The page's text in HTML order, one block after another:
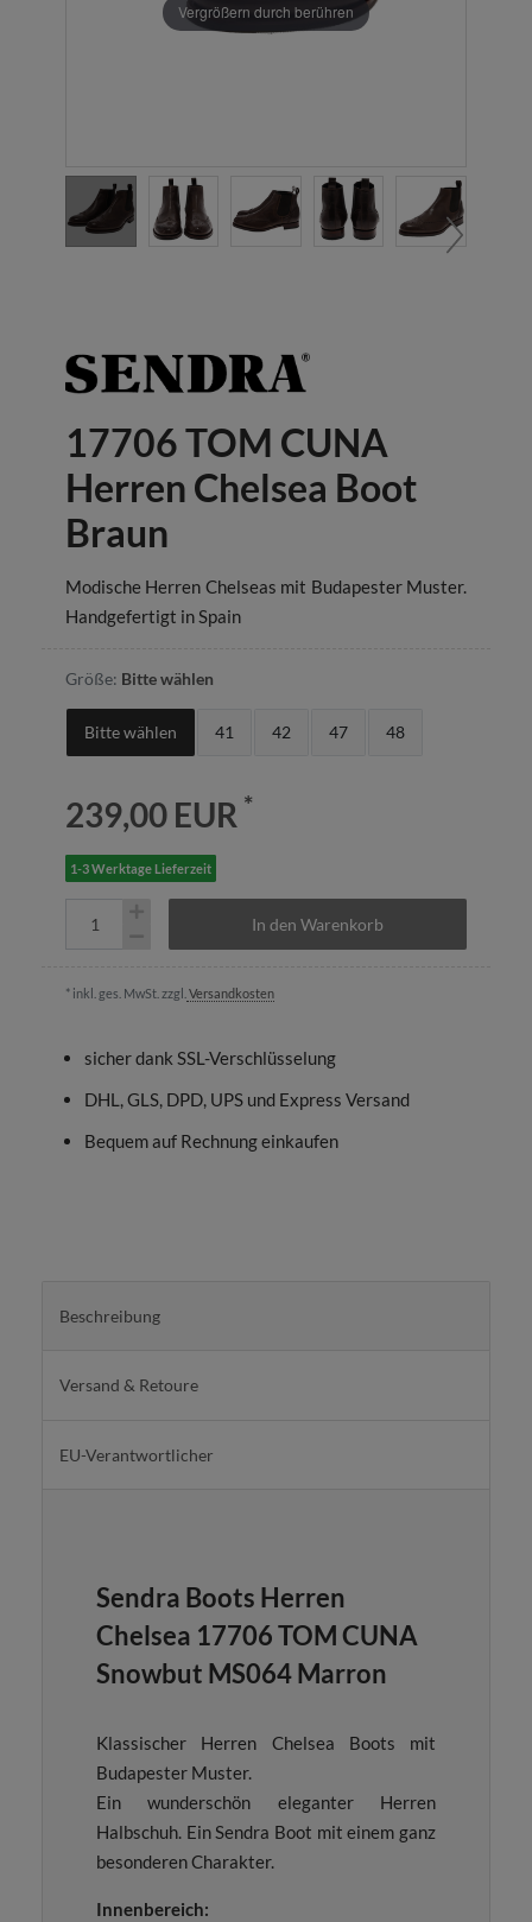
Vergrößern durch berühren
17706 TOM CUNA
Herren Chelsea Boot
Braun
Modische Herren Chelseas mit Budapester Muster.
Handgefertigt in Spain
Größe: Bitte wählen
Bitte wählen 41 42 47 48
239,00 EUR *
1-3 Werktage Lieferzeit
In den Warenkorb
* inkl. ges. MwSt. zzgl. Versandkosten
sicher dank SSL-Verschlüsselung
DHL, GLS, DPD, UPS und Express Versand
Bequem auf Rechnung einkaufen
Beschreibung
Versand & Retoure
EU-Verantwortlicher
Sendra Boots Herren
Chelsea 17706 TOM CUNA
Snowbut MS064 Marron
Klassischer Herren Chelsea Boots mit
Budapester Muster.
Ein wunderschön eleganter Herren
Halbschuh. Ein Sendra Boot mit einem ganz
besonderen Charakter.
Innenbereich: